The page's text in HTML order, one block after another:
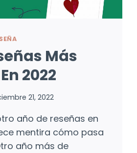
Más
2022
21, 2022
año de reseñas en
mentira cómo pasa
año más de